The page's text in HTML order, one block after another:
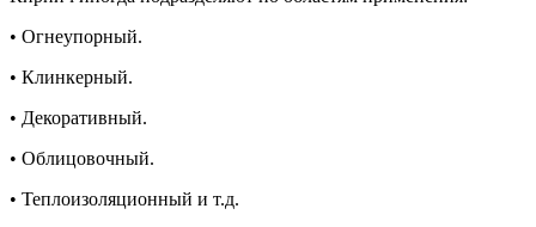
• Огнеупорный.
• Клинкерный.
• Декоративный.
• Облицовочный.
• Теплоизоляционный и т.д.